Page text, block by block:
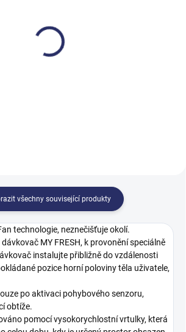
- Citrus
všechny související produkty
technologie, neznečišťuje okolí.
MY FRESH, k provonění speciálně
instalujte přibližně do vzdálenosti
pozice horní poloviny těla uživatele,
po aktivaci pohybového senzoru,
obtíže.
pomocí vysokorychlostní vrtulky, která